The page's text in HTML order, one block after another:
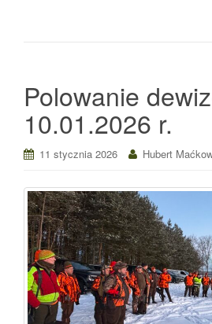
Polowanie
10.01.2026 r.
11 stycznia 2026 Hubert